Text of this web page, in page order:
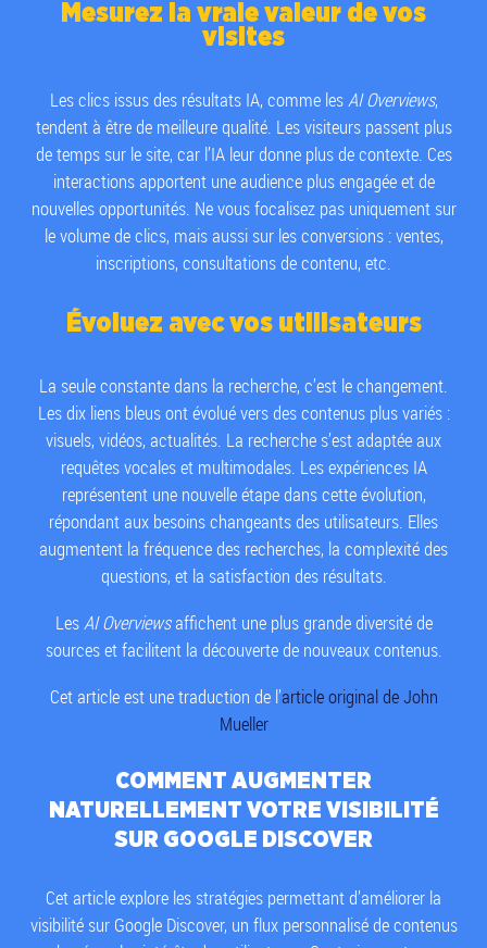
Mesurez la vraie valeur de vos
visites
Les clics issus des résultats IA, comme lesAI Overviews,
tendent à être de meilleure qualité. Les visiteurs passent plus
de temps sur le site, car l’IA leur donne plus de contexte. Ces
interactions apportent une audience plus engagée et de
nouvelles opportunités. Ne vous focalisez pas uniquement sur
le volume de clics, mais aussi sur les conversions : ventes,
inscriptions, consultations de contenu, etc.
Évoluez avec vos utilisateurs
La seule constante dans la recherche, c’est le changement.
Les dix liens bleus ont évolué vers des contenus plus variés :
visuels, vidéos, actualités. La recherche s’est adaptée aux
requêtes vocales et multimodales. Les expériences IA
représentent une nouvelle étape dans cette évolution,
répondant aux besoins changeants des utilisateurs. Elles
augmentent la fréquence des recherches, la complexité des
questions, et la satisfaction des résultats.
LesAI Overviewsaffichent une plus grande diversité de
sources et facilitent la découverte de nouveaux contenus.
Cet article est une traduction de l’article original de John
Mueller
COMMENT AUGMENTER
NATURELLEMENT VOTRE VISIBILITÉ
SUR GOOGLE DISCOVER
Cet article explore les stratégies permettant d’améliorer la
visibilité sur Google Discover, un flux personnalisé de contenus